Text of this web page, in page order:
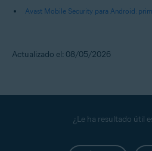
Avast Mobile Security para Android:
Actualizado el: 08/05/2026
¿Le ha resultado útil